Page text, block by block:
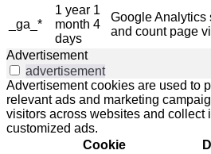
_ga_*
1 year 1
month 4
days
Google Analytics
and count page
Advertisement
advertisement
Advertisement cookies are used to
relevant ads and marketing
visitors across websites and collect
customized ads.
Cookie